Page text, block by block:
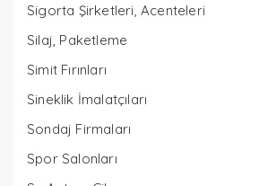
Sigorta Şirketleri, Acenteleri
Silaj, Paketleme
Simit Fırınları
Sineklik İmalatçıları
Sondaj Firmaları
Spor Salonları